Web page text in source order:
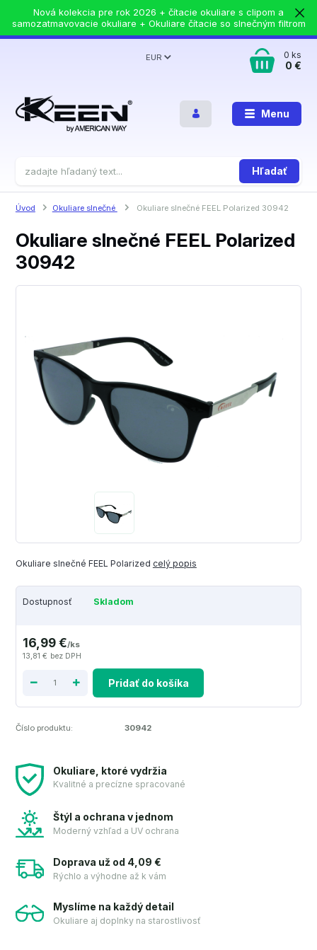
Nová kolekcia pre rok 2026 + čítacie okuliare s clipom a
samozatmavovacie okuliare + Okuliare čítacie so slnečným filtrom
Menu
EUR
Hľadať
0ks
0 €
Úvod Okuliare slnečné Okuliare slnečné FEEL Polarized 30942
Okuliare slnečné FEEL Polarized
30942
Okuliare slnečné FEEL Polarized celý popis
Dostupnosť Skladom
16,99 €/ks
13,81 € bez DPH
Pridať do košíka
Číslo produktu: 30942
Okuliare, ktoré vydržia
Kvalitné a precízne spracované
Štýl a ochrana v jednom
Moderný vzhľad a UV ochrana
Doprava už od 4,09 €
Rýchlo a výhodne až k vám
Myslíme na každý detail
Okuliare aj doplnky na starostlivosť